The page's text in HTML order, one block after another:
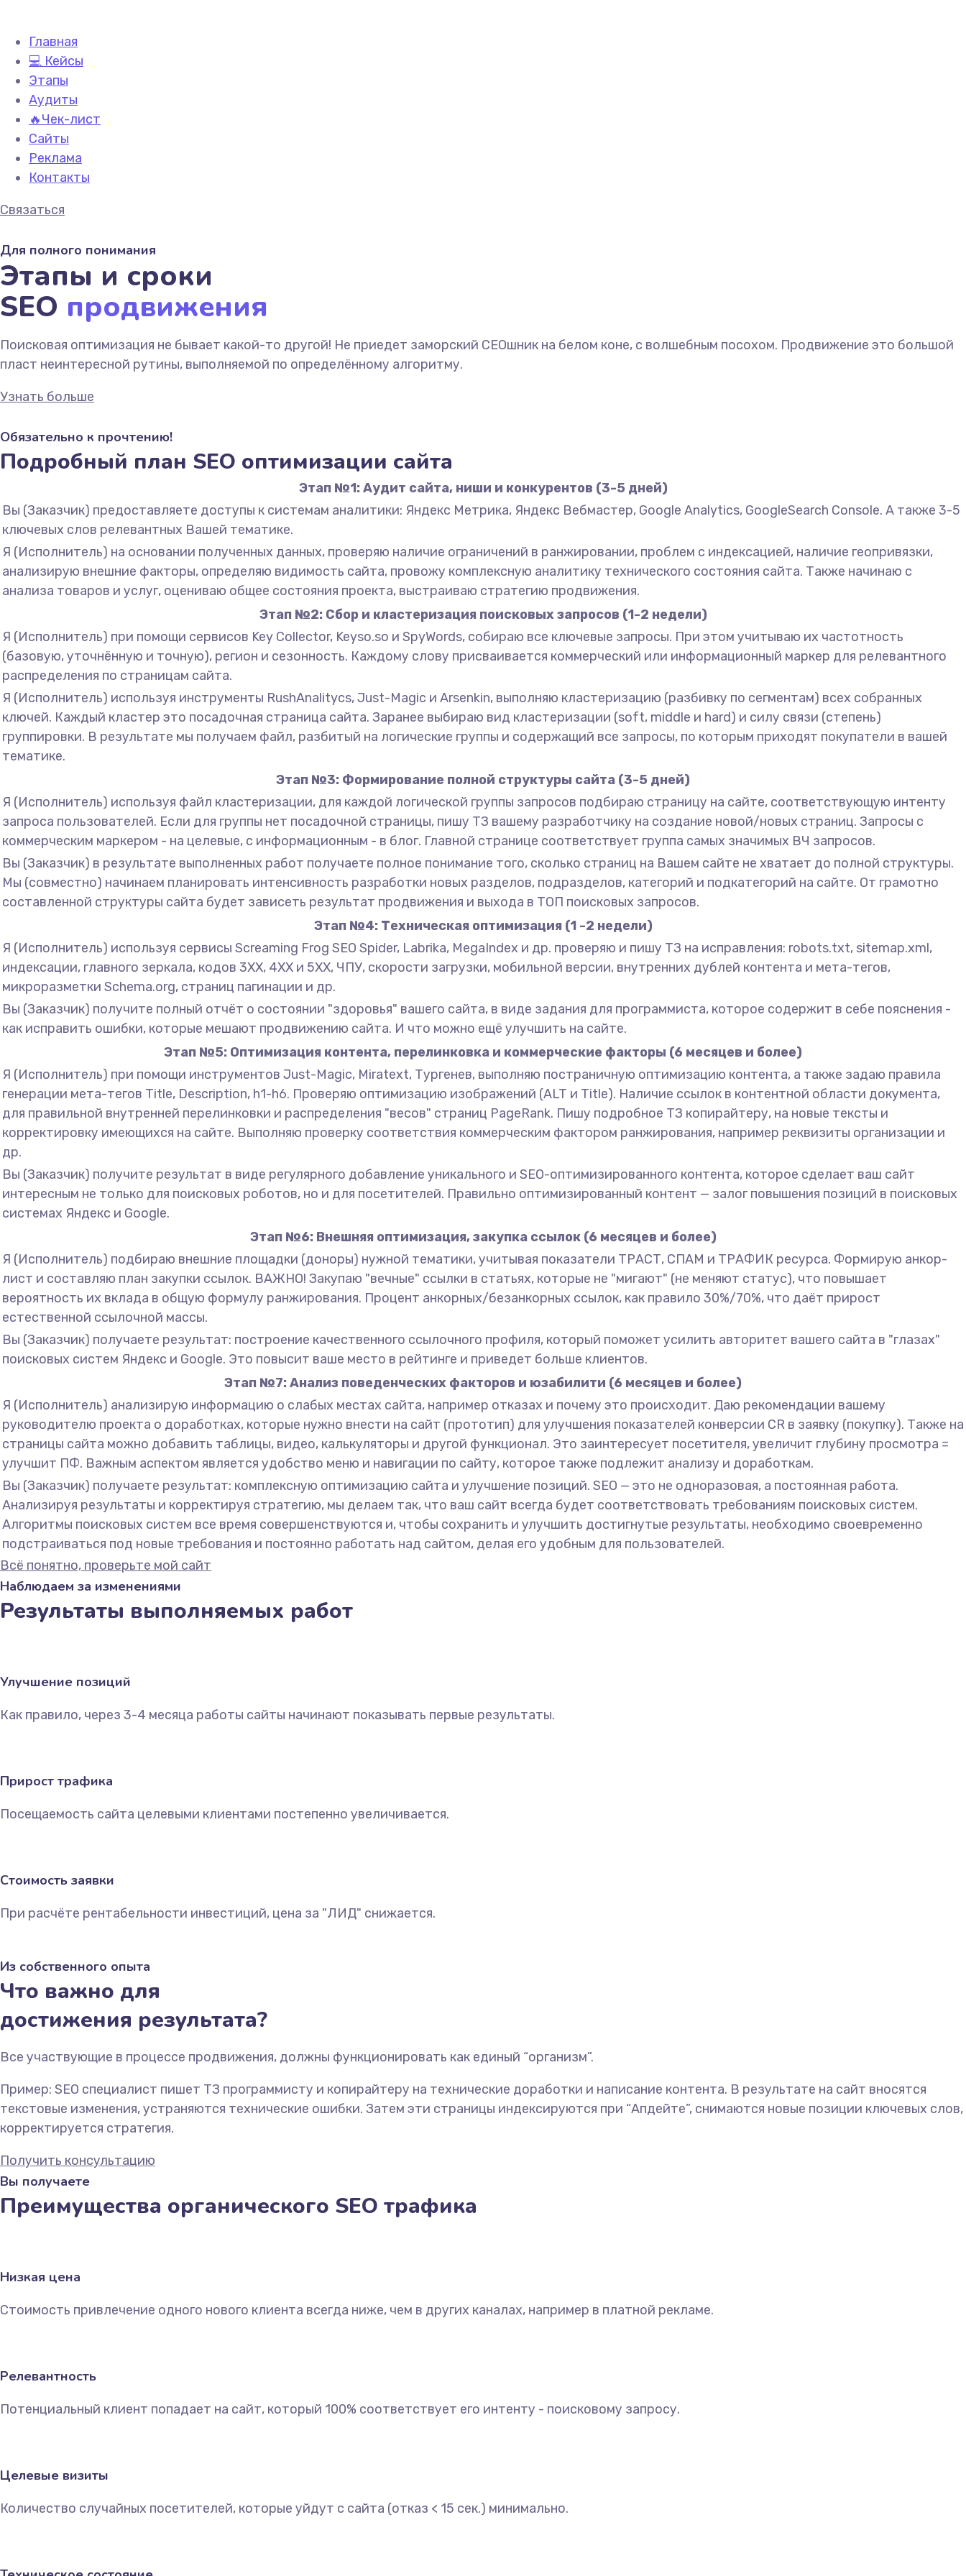
Главная
💻 Кейсы
Этапы
Аудиты
🔥Чек-лист
Сайты
Реклама
Контакты
Связаться
Для полного понимания
Этапы и сроки
SEO продвижения
Поисковая оптимизация не бывает какой-то другой! Не приедет заморский СЕОшник на белом коне, с волшебным посохом. Продвижение это большой
пласт неинтересной рутины, выполняемой по определённому алгоритму.
Узнать больше
Обязательно к прочтению!
Подробный план SEO оптимизации сайта
Этап №1: Аудит сайта, ниши и конкурентов (3-5 дней)
Вы (Заказчик) предоставляете доступы к системам аналитики: Яндекс Метрика, Яндекс Вебмастер, Google Analytics, GoogleSearch Console. А также 3-5
ключевых слов релевантных Вашей тематике.
Я (Исполнитель) на основании полученных данных, проверяю наличие ограничений в ранжировании, проблем с индексацией, наличие геопривязки,
анализирую внешние факторы, определяю видимость сайта, провожу комплексную аналитику технического состояния сайта. Также начинаю с
анализа товаров и услуг, оцениваю общее состояния проекта, выстраиваю стратегию продвижения.
Этап №2: Сбор и кластеризация поисковых запросов (1-2 недели)
Я (Исполнитель) при помощи сервисов Key Collector, Keyso.so и SpyWords, собираю все ключевые запросы. При этом учитываю их частотность
(базовую, уточнённую и точную), регион и сезонность. Каждому слову присваивается коммерческий или информационный маркер для релевантного
распределения по страницам сайта.
Я (Исполнитель) используя инструменты RushAnalitycs, Just-Magic и Arsenkin, выполняю кластеризацию (разбивку по сегментам) всех собранных
ключей. Каждый кластер это посадочная страница сайта. Заранее выбираю вид кластеризации (soft, middle и hard) и силу связи (степень)
группировки. В результате мы получаем файл, разбитый на логические группы и содержащий все запросы, по которым приходят покупатели в вашей
тематике.
Этап №3: Формирование полной структуры сайта (3-5 дней)
Я (Исполнитель) используя файл кластеризации, для каждой логической группы запросов подбираю страницу на сайте, соответствующую интенту
запроса пользователей. Если для группы нет посадочной страницы, пишу ТЗ вашему разработчику на создание новой/новых страниц. Запросы с
коммерческим маркером - на целевые, с информационным - в блог. Главной странице соответствует группа самых значимых ВЧ запросов.
Вы (Заказчик) в результате выполненных работ получаете полное понимание того, сколько страниц на Вашем сайте не хватает до полной структуры.
Мы (совместно) начинаем планировать интенсивность разработки новых разделов, подразделов, категорий и подкатегорий на сайте. От грамотно
составленной структуры сайта будет зависеть результат продвижения и выхода в ТОП поисковых запросов.
Этап №4: Техническая оптимизация (1 -2 недели)
Я (Исполнитель) используя сервисы Screaming Frog SEO Spider, Labrika, MegaIndex и др. проверяю и пишу ТЗ на исправления: robots.txt, sitemap.xml,
индексации, главного зеркала, кодов 3XX, 4XX и 5XX, ЧПУ, скорости загрузки, мобильной версии, внутренних дублей контента и мета-тегов,
микроразметки Schema.org, страниц пагинации и др.
Вы (Заказчик) получите полный отчёт о состоянии "здоровья" вашего сайта, в виде задания для программиста, которое содержит в себе пояснения -
как исправить ошибки, которые мешают продвижению сайта. И что можно ещё улучшить на сайте.
Этап №5: Оптимизация контента, перелинковка и коммерческие факторы (6 месяцев и более)
Я (Исполнитель) при помощи инструментов Just-Magic, Miratext, Тургенев, выполняю постраничную оптимизацию контента, а также задаю правила
генерации мета-тегов Title, Description, h1-h6. Проверяю оптимизацию изображений (ALT и Title). Наличие ссылок в контентной области документа,
для правильной внутренней перелинковки и распределения "весов" страниц PageRank. Пишу подробное ТЗ копирайтеру, на новые тексты и
корректировку имеющихся на сайте. Выполняю проверку соответствия коммерческим фактором ранжирования, например реквизиты организации и
др.
Вы (Заказчик) получите результат в виде регулярного добавление уникального и SEO-оптимизированного контента, которое сделает ваш сайт
интересным не только для поисковых роботов, но и для посетителей. Правильно оптимизированный контент — залог повышения позиций в поисковых
системах Яндекс и Google.
Этап №6: Внешняя оптимизация, закупка ссылок (6 месяцев и более)
Я (Исполнитель) подбираю внешние площадки (доноры) нужной тематики, учитывая показатели ТРАСТ, СПАМ и ТРАФИК ресурса. Формирую анкор-
лист и составляю план закупки ссылок. ВАЖНО! Закупаю "вечные" ссылки в статьях, которые не "мигают" (не меняют статус), что повышает
вероятность их вклада в общую формулу ранжирования. Процент анкорных/безанкорных ссылок, как правило 30%/70%, что даёт прирост
естественной ссылочной массы.
Вы (Заказчик) получаете результат: построение качественного ссылочного профиля, который поможет усилить авторитет вашего сайта в "глазах"
поисковых систем Яндекс и Google. Это повысит ваше место в рейтинге и приведет больше клиентов.
Этап №7: Анализ поведенческих факторов и юзабилити (6 месяцев и более)
Я (Исполнитель) анализирую информацию о слабых местах сайта, например отказах и почему это происходит. Даю рекомендации вашему
руководителю проекта о доработках, которые нужно внести на сайт (прототип) для улучшения показателей конверсии CR в заявку (покупку). Также на
страницы сайта можно добавить таблицы, видео, калькуляторы и другой функционал. Это заинтересует посетителя, увеличит глубину просмотра =
улучшит ПФ. Важным аспектом является удобство меню и навигации по сайту, которое также подлежит анализу и доработкам.
Вы (Заказчик) получаете результат: комплексную оптимизацию сайта и улучшение позиций. SEO — это не одноразовая, а постоянная работа.
Анализируя результаты и корректируя стратегию, мы делаем так, что ваш сайт всегда будет соответствовать требованиям поисковых систем.
Алгоритмы поисковых систем все время совершенствуются и, чтобы сохранить и улучшить достигнутые результаты, необходимо своевременно
подстраиваться под новые требования и постоянно работать над сайтом, делая его удобным для пользователей.
Всё понятно, проверьте мой сайт
Наблюдаем за изменениями
Результаты выполняемых работ
Улучшение позиций
Как правило, через 3-4 месяца работы сайты начинают показывать первые результаты.
Прирост трафика
Посещаемость сайта целевыми клиентами постепенно увеличивается.
Стоимость заявки
При расчёте рентабельности инвестиций, цена за "ЛИД" снижается.
Из собственного опыта
Что важно для
достижения результата?
Все участвующие в процессе продвижения, должны функционировать как единый “организм”.
Пример: SEO специалист пишет ТЗ программисту и копирайтеру на технические доработки и написание контента. В результате на сайт вносятся
текстовые изменения, устраняются технические ошибки. Затем эти страницы индексируются при “Апдейте”, снимаются новые позиции ключевых слов,
корректируется стратегия.
Получить консультацию
Вы получаете
Преимущества органического SEO трафика
Низкая цена
Стоимость привлечение одного нового клиента всегда ниже, чем в других каналах, например в платной рекламе.
Релевантность
Потенциальный клиент попадает на сайт, который 100% соответствует его интенту - поисковому запросу.
Целевые визиты
Количество случайных посетителей, которые уйдут с сайта (отказ < 15 сек.) минимально.